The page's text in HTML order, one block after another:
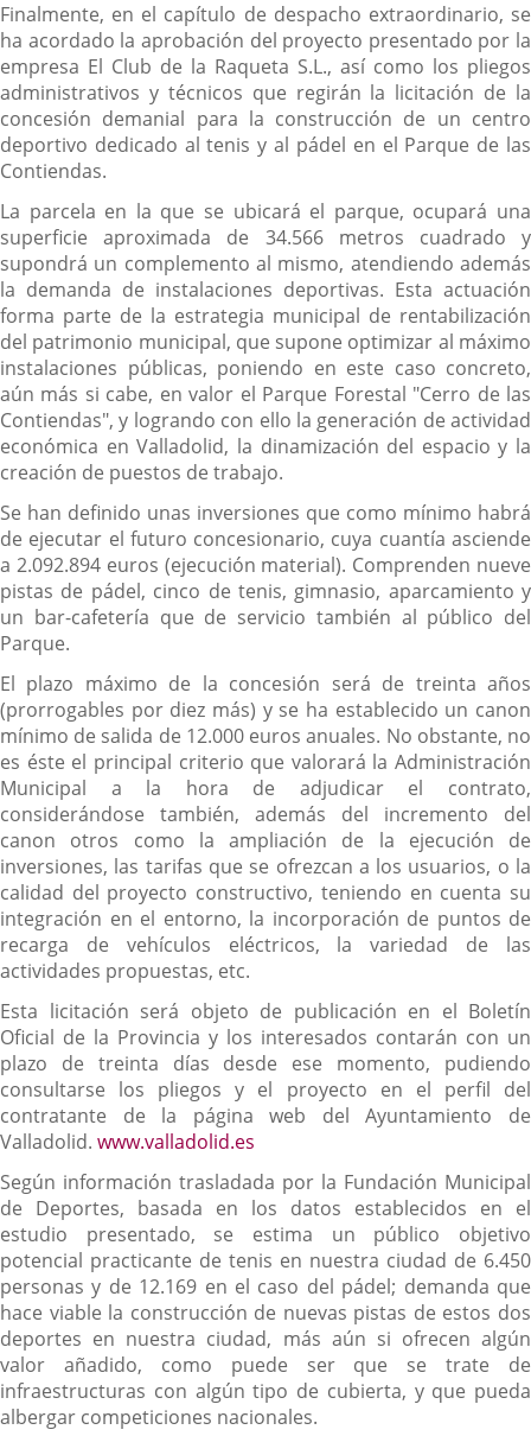
Finalmente, en el capítulo de despacho extraordinario, se
ha acordado la aprobación del proyecto presentado por la
empresa El Club de la Raqueta S.L., así como los pliegos
administrativos y técnicos que regirán la licitación de la
concesión demanial para la construcción de un centro
deportivo dedicado al tenis y al pádel en el Parque de las
Contiendas.
La parcela en la que se ubicará el parque, ocupará una
superficie aproximada de 34.566 metros cuadrado y
supondrá un complemento al mismo, atendiendo además
la demanda de instalaciones deportivas. Esta actuación
forma parte de la estrategia municipal de rentabilización
del patrimonio municipal, que supone optimizar al máximo
instalaciones públicas, poniendo en este caso concreto,
aún más si cabe, en valor el Parque Forestal "Cerro de las
Contiendas", y logrando con ello la generación de actividad
económica en Valladolid, la dinamización del espacio y la
creación de puestos de trabajo.
Se han definido unas inversiones que como mínimo habrá
de ejecutar el futuro concesionario, cuya cuantía asciende
a 2.092.894 euros (ejecución material). Comprenden nueve
pistas de pádel, cinco de tenis, gimnasio, aparcamiento y
un bar-cafetería que de servicio también al público del
Parque.
El plazo máximo de la concesión será de treinta años
(prorrogables por diez más) y se ha establecido un canon
mínimo de salida de 12.000 euros anuales. No obstante, no
es éste el principal criterio que valorará la Administración
Municipal a la hora de adjudicar el contrato,
considerándose también, además del incremento del
canon otros como la ampliación de la ejecución de
inversiones, las tarifas que se ofrezcan a los usuarios, o la
calidad del proyecto constructivo, teniendo en cuenta su
integración en el entorno, la incorporación de puntos de
recarga de vehículos eléctricos, la variedad de las
actividades propuestas, etc.
Esta licitación será objeto de publicación en el Boletín
Oficial de la Provincia y los interesados contarán con un
plazo de treinta días desde ese momento, pudiendo
consultarse los pliegos y el proyecto en el perfil del
contratante de la página web del Ayuntamiento de
Valladolid. www.valladolid.es
Según información trasladada por la Fundación Municipal
de Deportes, basada en los datos establecidos en el
estudio presentado, se estima un público objetivo
potencial practicante de tenis en nuestra ciudad de 6.450
personas y de 12.169 en el caso del pádel; demanda que
hace viable la construcción de nuevas pistas de estos dos
deportes en nuestra ciudad, más aún si ofrecen algún
valor añadido, como puede ser que se trate de
infraestructuras con algún tipo de cubierta, y que pueda
albergar competiciones nacionales.